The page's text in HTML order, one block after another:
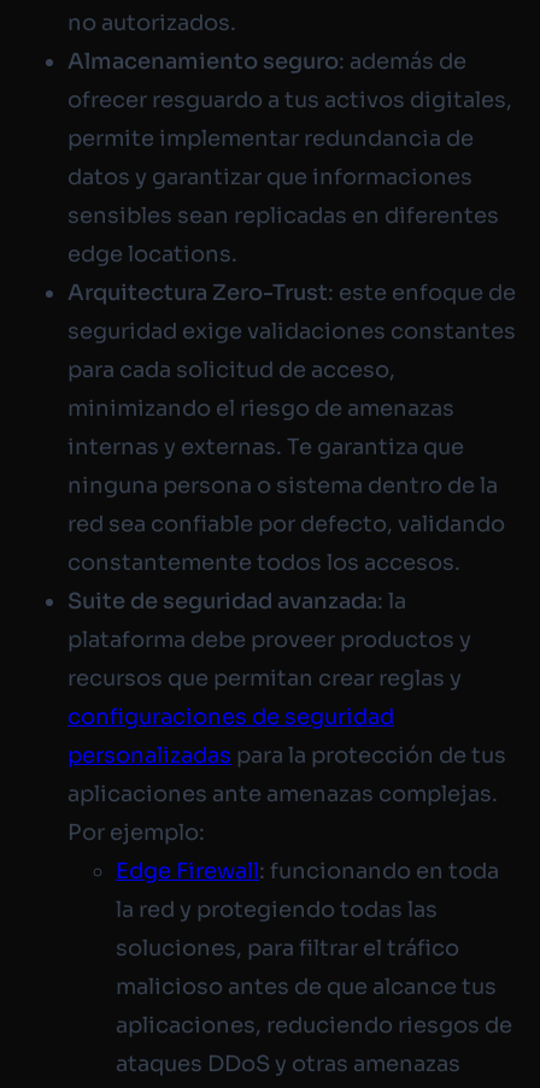
no autorizados.
Almacenamiento seguro: además de
ofrecer resguardo a tus activos digitales,
permite implementar redundancia de
datos y garantizar que informaciones
sensibles sean replicadas en diferentes
edge locations.
Arquitectura Zero-Trust: este enfoque de
seguridad exige validaciones constantes
para cada solicitud de acceso,
minimizando el riesgo de amenazas
internas y externas. Te garantiza que
ninguna persona o sistema dentro de la
red sea confiable por defecto, validando
constantemente todos los accesos.
Suite de seguridad avanzada: la
plataforma debe proveer productos y
recursos que permitan crear reglas y
configuraciones de seguridad
personalizadas para la protección de tus
aplicaciones ante amenazas complejas.
Por ejemplo:
Edge Firewall: funcionando en toda
la red y protegiendo todas las
soluciones, para filtrar el tráfico
malicioso antes de que alcance tus
aplicaciones, reduciendo riesgos de
ataques DDoS y otras amenazas